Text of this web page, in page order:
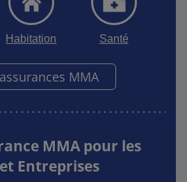
Habitation Santé
MMA
MMA pour les
Entreprises